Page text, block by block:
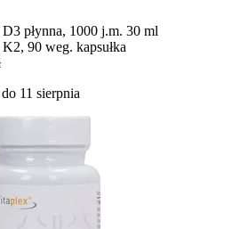
płynna, 1000 j.m. 30 ml
90 weg. kapsułka
11 sierpnia